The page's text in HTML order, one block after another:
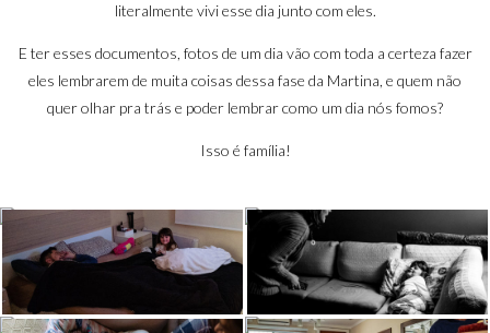
literalmente vivi esse dia junto com eles.
E ter esses documentos, fotos de um dia vão com toda a certeza fazer
eles lembrarem de muita coisas dessa fase da Martina, e quem não
quer olhar pra trás e poder lembrar como um dia nós fomos?
Isso é família!